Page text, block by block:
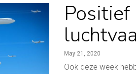
May 21, 2020
Ook deze week